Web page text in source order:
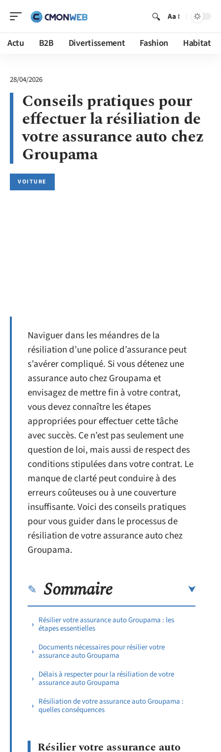
Aa
Actu B2B Divertissement Fashion Habitat
28/04/2026
Conseils pratiques pour
effectuer la résiliation de
votre assurance auto chez
Groupama
VOITURE
Naviguer dans les méandres de la
résiliation d’une police d’assurance peut
s’avérer compliqué. Si vous détenez une
assurance auto chez Groupama et
envisagez de mettre fin à votre contrat,
vous devez connaître les étapes
appropriées pour effectuer cette tâche
avec succès. Ce n’est pas seulement une
question de loi, mais aussi de respect des
conditions stipulées dans votre contrat. Le
manque de clarté peut conduire à des
erreurs coûteuses ou à une couverture
insuffisante. Voici des conseils pratiques
pour vous guider dans le processus de
résiliation de votre assurance auto chez
Groupama.
Sommaire
Résilier votre assurance auto Groupama : les
étapes essentielles
Documents nécessaires pour résilier votre
assurance auto Groupama
Délais à respecter pour la résiliation de votre
assurance auto Groupama
Résiliation de votre assurance auto Groupama :
quelles conséquences
Résilier votre assurance auto